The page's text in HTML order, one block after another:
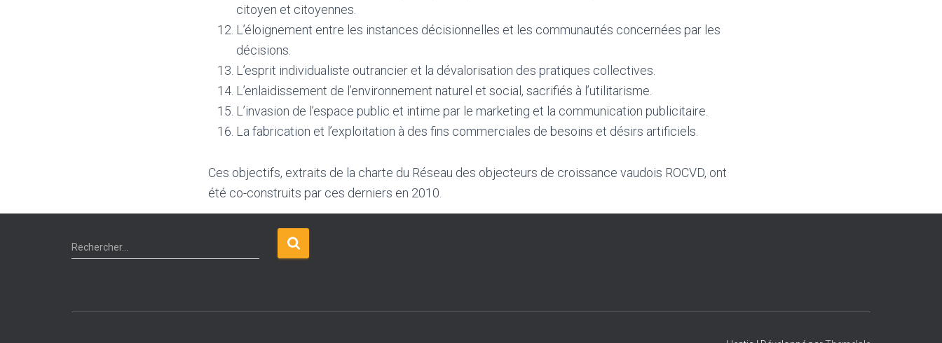
citoyen et citoyennes.
L’éloignement entre les instances décisionnelles et les communautés concernées par les
décisions.
L’esprit individualiste outrancier et la dévalorisation des pratiques collectives.
L’enlaidissement de l’environnement naturel et social, sacrifiés à l’utilitarisme.
L’invasion de l’espace public et intime par le marketing et la communication publicitaire.
La fabrication et l’exploitation à des fins commerciales de besoins et désirs artificiels.
Ces objectifs, extraits de la charte du Réseau des objecteurs de croissance vaudois ROCVD, ont
été co-construits par ces derniers en 2010.
R
e
Rechercher…